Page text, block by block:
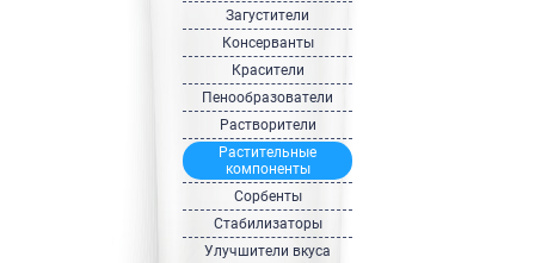
Загустители
Консерванты
Красители
Пенообразователи
Растворители
Растительные
компоненты
Сорбенты
Стабилизаторы
Улучшители вкуса